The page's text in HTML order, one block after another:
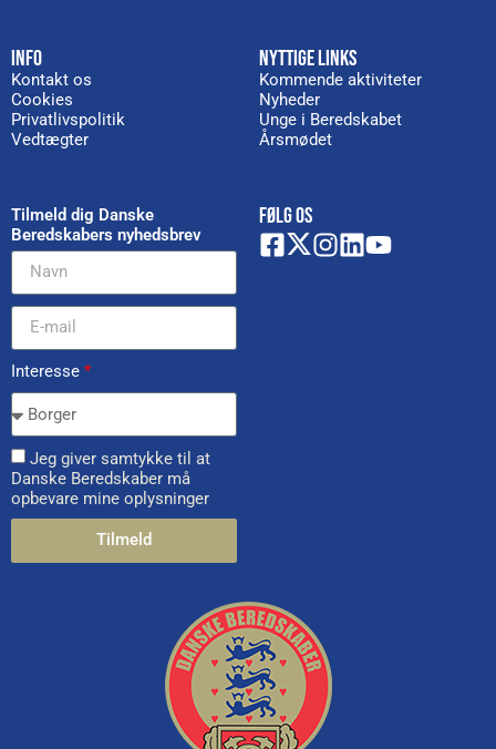
INFO
Kontakt os
Cookies
Privatlivspolitik
Vedtægter
NYTTIGE LINKS
Kommende aktiviteter
Nyheder
Unge i Beredskabet
Årsmødet
Tilmeld dig Danske
Beredskabers nyhedsbrev
Interesse *
Jeg giver samtykke til at
Danske Beredskaber må
opbevare mine oplysninger
Tilmeld
FØLG OS